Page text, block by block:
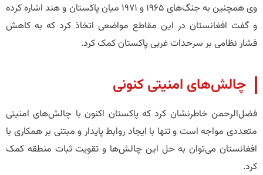
وی همچنین به جنگ‌های 1965 و 1971 میان پاکستان و هند اشاره کرده
و گفت افغانستان در این مقاطع مواضعی اتخاذ کرد که به کاهش
فشار نظامی بر سرحدات غربی پاکستان کمک کرد.
چالش‌های امنیتی کنونی
فضل‌الرحمن خاطرنشان کرد که پاکستان اکنون با چالش‌های امنیتی
متعددی مواجه است و تنها با ایجاد روابط پایدار و مبتنی بر همکاری با
افغانستان می‌توان به حل این چالش‌ها و تقویت ثبات منطقه کمک
کرد.